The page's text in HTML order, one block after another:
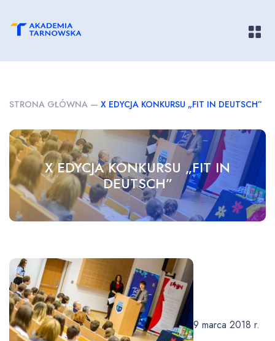
STRONA GŁÓWNA — X EDYCJA KONKURSU „FIT IN DEUTSCH”
X EDYCJA KONKURSU „FIT IN
DEUTSCH”
9 marca 2018 r.